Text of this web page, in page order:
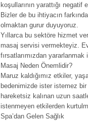
koşullarının yarattığı
Bizler de bu ihtiyacın
olmaktan gurur duyuyoruz.
Yıllarca bu sektöre hizmet
masaj servisi vermekteyiz.
fırsatlarımızdan
Masaj Neden Önemlidir?
Maruz kaldığımız etkiler,
bedenimizde ister istemez bir
hareketsiz kalınan uzun
istenmeyen etkilerden
Spa’dan Gelen Sağlık